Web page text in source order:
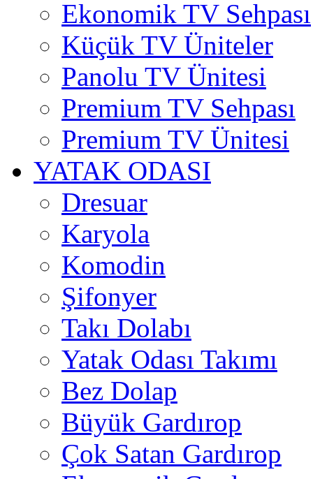
Ekonomik TV Sehpası
Küçük TV Üniteler
Panolu TV Ünitesi
Premium TV Sehpası
Premium TV Ünitesi
YATAK ODASI
Dresuar
Karyola
Komodin
Şifonyer
Takı Dolabı
Yatak Odası Takımı
Bez Dolap
Büyük Gardırop
Çok Satan Gardırop